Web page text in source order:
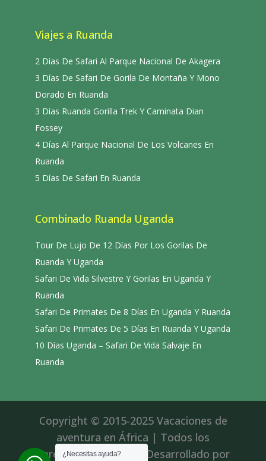
Viajes a Ruanda
2 Días De Safari Al Parque Nacional De Akagera
3 Días De Safari De Gorila De Montaña Y Mono
Dorado En Ruanda
3 Días Ruanda Gorilla Trek Y Caminata Dian
Fossey
4 Días Al Parque Nacional De Los Volcanes En
Ruanda
5 Días De Safari En Ruanda
Combinado Ruanda Uganda
Tour De Lujo De 12 Días Por Los Gorilas De
Ruanda Y Uganda
Safari De Vida Silvestre Y Gorilas En Uganda Y
Ruanda
Safari De Primates De 8 Días En Uganda Y Ruanda
Safari De Primates De 5 Días En Ruanda Y Uganda
10 Días Uganda – Safari De Vida Salvaje En
Ruanda
Copyright © 2015-2025 Vacaciones de
aventura en África | Todos los
derechos reservados|Desarrollado por
¿Necesitas ayuda?